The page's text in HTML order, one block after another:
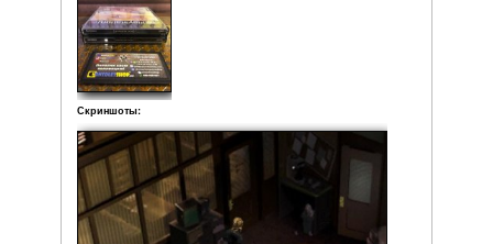
Фото: